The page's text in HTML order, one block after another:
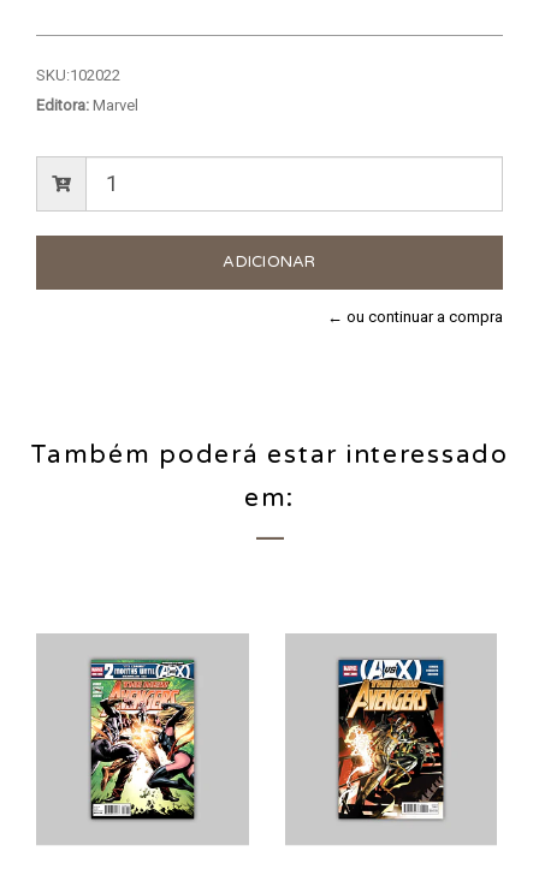
SKU:102022
Editora: Marvel
← ou continuar a compra
Também poderá estar interessado
em: